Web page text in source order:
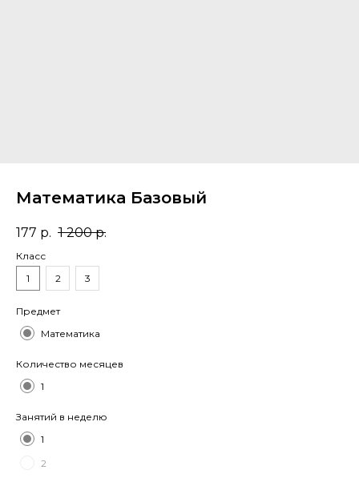
Математика Базовый
177 р. 1 200 р.
Класс
1
2 3
Предмет
Математика
Количество месяцев
1
Занятий в неделю
1
2